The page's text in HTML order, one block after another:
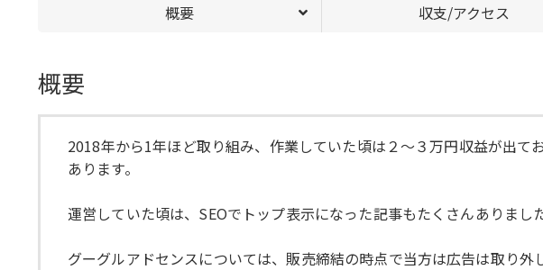
概要 収支/アクセス
概要
2018年から1年ほど取り組み、作業していた頃は２～３万円収益が出
あります。
運営していた頃は、SEOでトップ表示になった記事もたくさんありま
グーグルアドセンスについては、販売締結の時点で当方は広告は取り